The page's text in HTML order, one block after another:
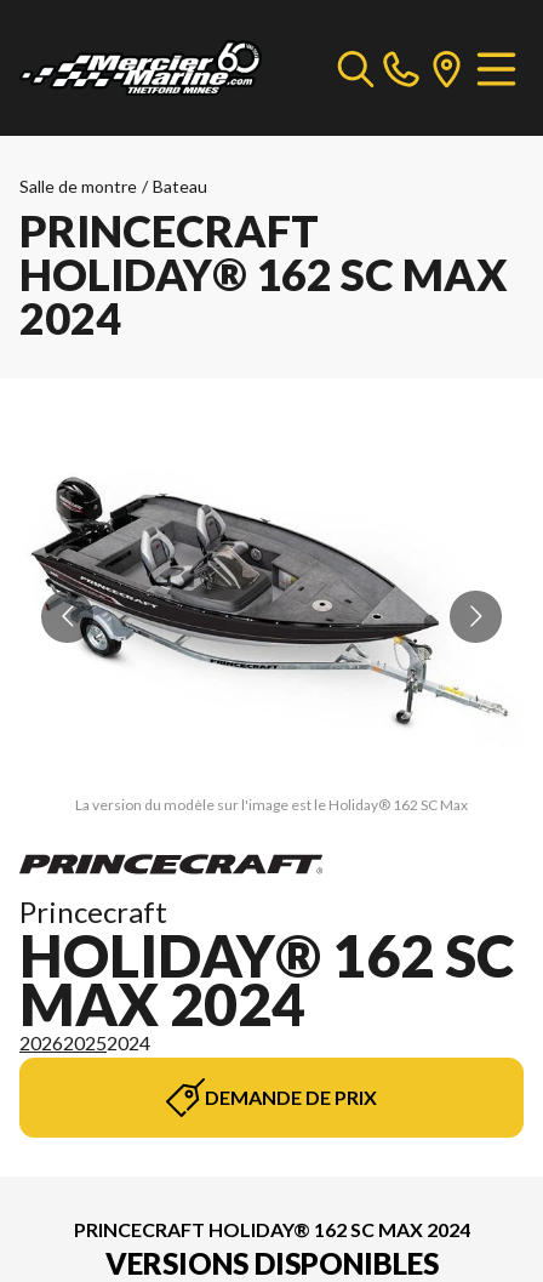
Salle de montre / Bateau
PRINCECRAFT
HOLIDAY® 162 SC MAX
2024
La version du modèle sur l'image est le Holiday® 162 SC Max
Princecraft
HOLIDAY® 162 SC
MAX 2024
202620252024
DEMANDE DE PRIX
PRINCECRAFT HOLIDAY® 162 SC MAX 2024
VERSIONS DISPONIBLES